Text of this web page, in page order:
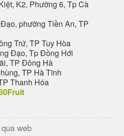
K2, Phường 6, Tp Cà
phường Tiền An, TP
Trứ, TP Tuy Hòa
Đạo, Tp Đồng Hới
TP Đông Hà
TP Hà Tĩnh
Thanh Hóa
web